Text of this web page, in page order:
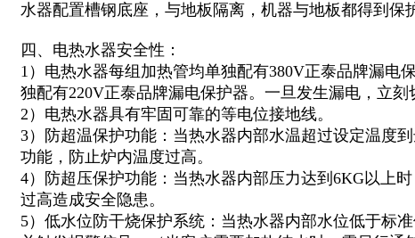
水器配置槽钢底座，与地板隔离，机器与地板都得到保
四、电热水器安全性：
1）电热水器每组加热管均单独配有380V正泰品牌漏电
独配有220V正泰品牌漏电保护器。一旦发生漏电，立刻
2）电热水器具有牢固可靠的等电位接地线。
3）防超温保护功能：当热水器内部水温超过设定温度
功能，防止炉内温度过高。
4）防超压保护功能：当热水器内部压力达到6KG以上
过高造成安全隐患。
5）低水位防干烧保护系统：当热水器内部水位低于标